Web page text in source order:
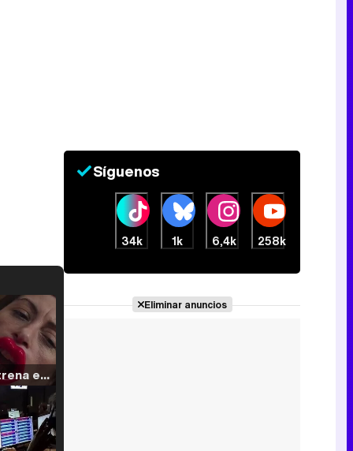
Filmin estrena el tráiler de 'Millennial Mal', su nueva comedia universitaria de la mano de Lorena Iglesias
Síguenos
34k 1k 6,4k 258k
Eliminar anuncios